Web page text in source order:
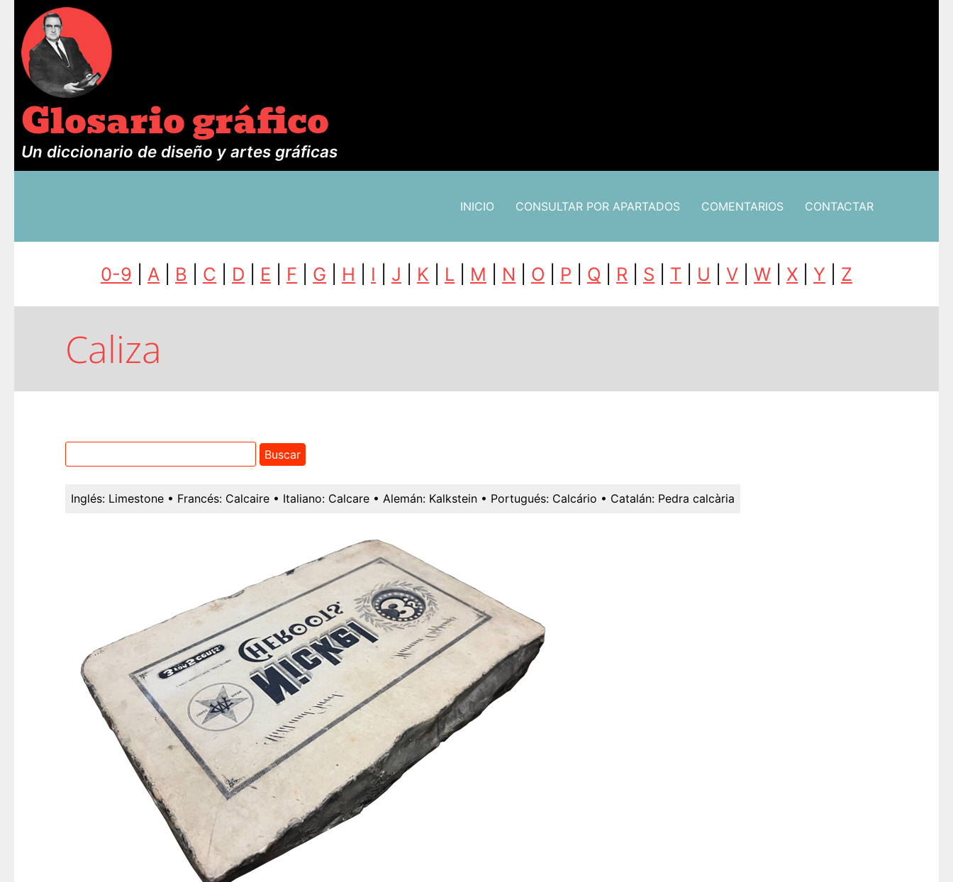
Glosario gráfico
Un diccionario de diseño y artes gráficas
INICIO CONSULTAR POR APARTADOS COMENTARIOS CONTACTAR
0-9 A B C D E F G H I J K L M N O P Q R S T U V W X Y Z
Caliza
Inglés: Limestone • Francés: Calcaire • Italiano: Calcare • Alemán: Kalkstein • Portugués: Calcário • Catalán: Pedra calcària